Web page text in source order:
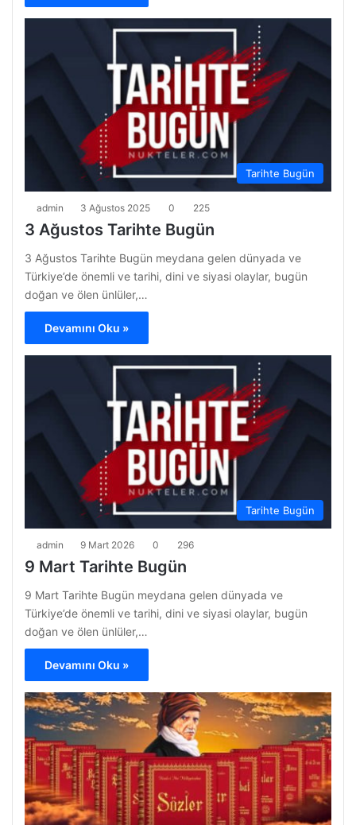
Tarihte Bugün
admin 3 Ağustos 2025 0 225
3 Ağustos Tarihte Bugün
3 Ağustos Tarihte Bugün meydana gelen dünyada ve
Türkiye’de önemli ve tarihi, dini ve siyasi olaylar, bugün
doğan ve ölen ünlüler,…
Devamını Oku »
Tarihte Bugün
admin 9 Mart 2026 0 296
9 Mart Tarihte Bugün
9 Mart Tarihte Bugün meydana gelen dünyada ve
Türkiye’de önemli ve tarihi, dini ve siyasi olaylar, bugün
doğan ve ölen ünlüler,…
Devamını Oku »